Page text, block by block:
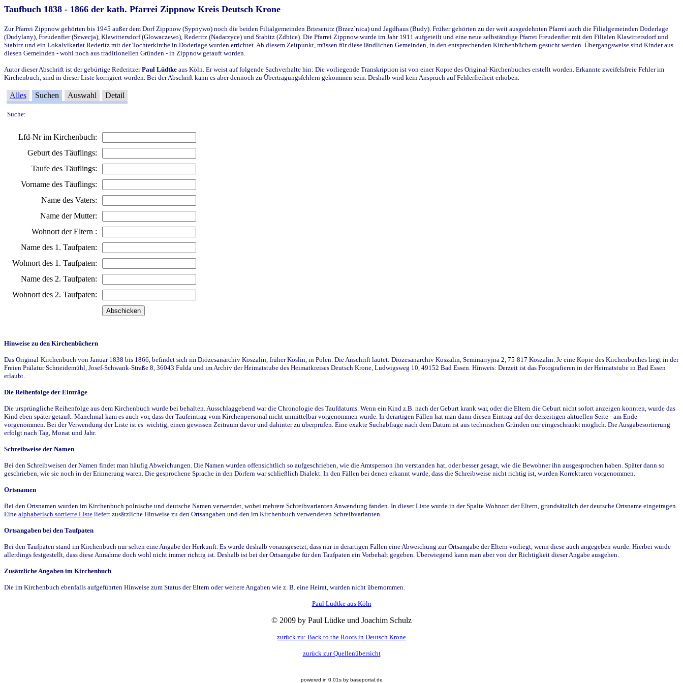
Taufbuch 1838 - 1866 der kath. Pfarrei Zippnow Kreis Deutsch Krone
Zur Pfarrei Zippnow gehörten bis 1945 außer dem Dorf Zippnow (Sypnywo) noch die beiden Filialgemeinden Briesenitz (Brzez`nica) und Jagdhaus (Budy). Früher gehörten zu der weit ausgedehnten Pfarrei auch die Filialgemeinden Doderlage
(Dudylany), Freudenfier (Szwecja), Klawittersdorf (Glowaczewo), Rederitz (Nadarzyce) und Stabitz (Zdbice). Die Pfarrei Zippnow wurde im Jahr 1911 aufgeteilt und eine neue selbständige Pfarrei Freudenfier mit den Filialen Klawittersdorf und
Stabitz und ein Lokalvikariat Rederitz mit der Tochterkirche in Doderlage wurden errichtet. Ab diesem Zeitpunkt, müssen für diese ländlichen Gemeinden, in den entsprechenden Kirchenbüchern gesucht werden. Übergangsweise sind Kinder aus
diesen Gemeinden - wohl noch aus traditionellen Gründen - in Zippnow getauft worden.
Autor dieser Abschrift ist der gebürtige RederitzerPaul Lüdtke aus Köln. Er weist auf folgende Sachverhalte hin: Die vorliegende Transkription ist von einer Kopie des Original-Kirchenbuches erstellt worden. Erkannte zweifelsfreie Fehler im
Kirchenbuch, sind in dieser Liste korrigiert worden. Bei der Abschrift kann es aber dennoch zu Übertragungsfehlern gekommen sein. Deshalb wird kein Anspruch auf Fehlerfreiheit erhoben.
Alles Suchen Auswahl Detail
Suche:
Lfd-Nr im Kirchenbuch:
Geburt des Täuflings:
Taufe des Täuflings:
Vorname des Täuflings:
Name des Vaters:
Name der Mutter:
Wohnort der Eltern :
Name des 1. Taufpaten:
Wohnort des 1. Taufpaten:
Name des 2. Taufpaten:
Wohnort des 2. Taufpaten:
Hinweise zu den Kirchenbüchern
Das Original-Kirchenbuch von Januar 1838 bis 1866, befindet sich im Diözesanarchiv Koszalin, früher Köslin, in Polen. Die Anschrift lautet: Diözesanarchiv Koszalin, Seminarryjna 2, 75-817 Koszalin. Je eine Kopie des Kirchenbuches liegt in der
Freien Prälatur Schneidemühl, Josef-Schwank-Straße 8, 36043 Fulda und im Archiv der Heimatstube des Heimatkreises Deutsch Krone, Ludwigsweg 10, 49152 Bad Essen. Hinweis: Derzeit ist das Fotografieren in der Heimatstube in Bad Essen
erlaubt.
Die Reihenfolge der Einträge
Die ursprüngliche Reihenfolge aus dem Kirchenbuch wurde bei behalten. Ausschlaggebend war die Chronologie des Taufdatums. Wenn ein Kind z.B. nach der Geburt krank war, oder die Eltern die Geburt nicht sofort anzeigen konnten, wurde das
Kind eben später getauft. Manchmal kam es auch vor, dass der Taufeintrag vom Kirchenpersonal nicht unmittelbar vorgenommen wurde. In derartigen Fällen hat man dann diesen Eintrag auf der derzeitigen aktuellen Seite - am Ende -
vorgenommen. Bei der Verwendung der Liste ist es wichtig, einen gewissen Zeitraum davor und dahinter zu überprüfen. Eine exakte Suchabfrage nach dem Datum ist aus technischen Gründen nur eingeschränkt möglich. Die Ausgabesortierung
erfolgt nach Tag, Monat und Jahr.
Schreibweise der Namen
Bei den Schreibweisen der Namen findet man häufig Abweichungen. Die Namen wurden offensichtlich so aufgeschrieben, wie die Amtsperson ihn verstanden hat, oder besser gesagt, wie die Bewohner ihn ausgesprochen haben. Später dann so
geschrieben, wie sie noch in der Erinnerung waren. Die gesprochene Sprache in den Dörfern war schließlich Dialekt. In den Fällen bei denen erkannt wurde, dass die Schreibweise nicht richtig ist, wurden Korrekturen vorgenommen.
Ortsnamen
Bei den Ortsnamen wurden im Kirchenbuch polnische und deutsche Namen verwendet, wobei mehrere Schreibvarianten Anwendung fanden. In dieser Liste wurde in der Spalte Wohnort der Eltern, grundsätzlich der deutsche Ortsname eingetragen.
Eine alphabetisch sortierte Liste liefert zusätzliche Hinweise zu den Ortsangaben und den im Kirchenbuch verwendeten Schreibvarianten.
Ortsangaben bei den Taufpaten
Bei den Taufpaten stand im Kirchenbuch nur selten eine Angabe der Herkunft. Es wurde deshalb vorausgesetzt, dass nur in derartigen Fällen eine Abweichung zur Ortsangabe der Eltern vorliegt, wenn diese auch angegeben wurde. Hierbei wurde
allerdings festgestellt, dass diese Annahme doch wohl nicht immer richtig ist. Deshalb ist bei der Ortsangabe für den Taufpaten ein Vorbehalt gegeben. Überwiegend kann man aber von der Richtigkeit dieser Angabe ausgehen.
Zusätzliche Angaben im Kirchenbuch
Die im Kirchenbuch ebenfalls aufgeführten Hinweise zum Status der Eltern oder weitere Angaben wie z. B. eine Heirat, wurden nicht übernommen.
Paul Lüdtke aus Köln
© 2009 by Paul Lüdke und Joachim Schulz
zurück zu: Back to the Roots in Deutsch Krone
zurück zur Quellenübersicht
powered in 0.01s by baseportal.de